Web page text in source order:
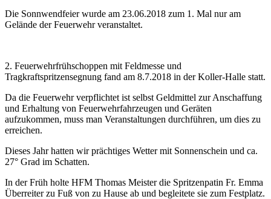
Die Sonnwendfeier wurde am 23.06.2018 zum 1. Mal nur am
Gelände der Feuerwehr veranstaltet.
2. Feuerwehrfrühschoppen mit Feldmesse und
Tragkraftspritzensegnung fand am 8.7.2018 in der Koller-Halle statt.
Da die Feuerwehr verpflichtet ist selbst Geldmittel zur Anschaffung
und Erhaltung von Feuerwehrfahrzeugen und Geräten
aufzukommen, muss man Veranstaltungen durchführen, um dies zu
erreichen.
Dieses Jahr hatten wir prächtiges Wetter mit Sonnenschein und ca.
27° Grad im Schatten.
In der Früh holte HFM Thomas Meister die Spritzenpatin Fr. Emma
Überreiter zu Fuß von zu Hause ab und begleitete sie zum Festplatz.